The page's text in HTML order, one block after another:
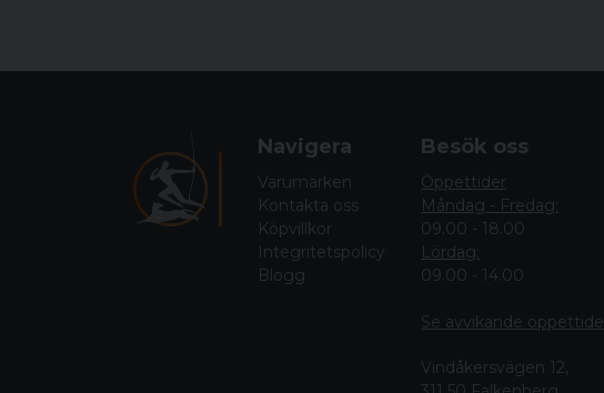
Navigera
Varumärken
Kontakta oss
Köpvillkor
Integritetspolicy
Blogg
Besök oss
Öppettider
Måndag - Fredag:
09.00 - 18.00
Lördag:
09.00 - 14.00
Se avvikande öppettide
Vindåkersvägen 12,